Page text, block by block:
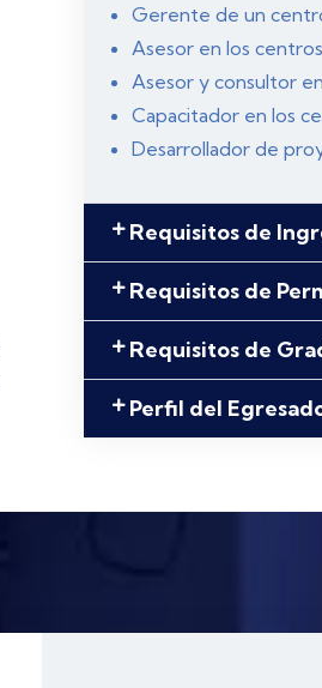
Gerente de un
Asesor en los
Asesor y consultor
Capacitador en los
Desarrollador de
Requisitos de
Requisitos de
Requisitos de
Perfil del